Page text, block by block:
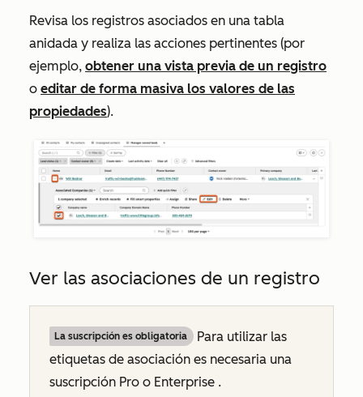
Revisa los registros asociados en una tabla
anidada y realiza las acciones pertinentes (por
ejemplo, obtener una vista previa de un registro
o editar de forma masiva los valores de las
propiedades).
Ver las asociaciones de un registro
La suscripción es obligatoria
Para utilizar las
etiquetas de asociación es necesaria una
suscripción Pro o Enterprise .